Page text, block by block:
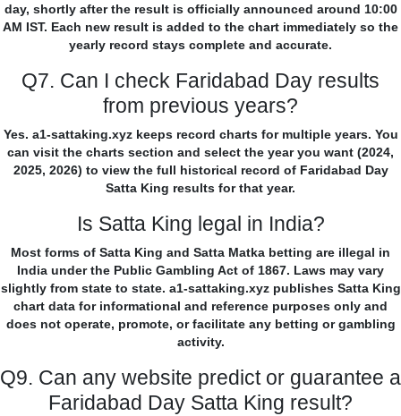
day, shortly after the result is officially announced around 10:00
AM IST. Each new result is added to the chart immediately so the
yearly record stays complete and accurate.
Q7. Can I check Faridabad Day results
from previous years?
Yes. a1-sattaking.xyz keeps record charts for multiple years. You
can visit the charts section and select the year you want (2024,
2025, 2026) to view the full historical record of Faridabad Day
Satta King results for that year.
Is Satta King legal in India?
Most forms of Satta King and Satta Matka betting are illegal in
India under the Public Gambling Act of 1867. Laws may vary
slightly from state to state. a1-sattaking.xyz publishes Satta King
chart data for informational and reference purposes only and
does not operate, promote, or facilitate any betting or gambling
activity.
Q9. Can any website predict or guarantee a
Faridabad Day Satta King result?